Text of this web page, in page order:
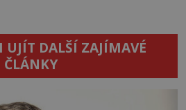
UJÍT DALŠÍ ZAJÍMAVÉ
ČLÁNKY